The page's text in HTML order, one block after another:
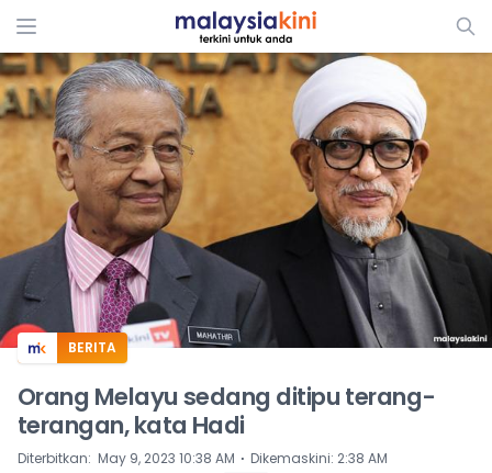
ADS
BERITA
Orang Melayu sedang ditipu terang-
terangan, kata Hadi
Diterbitkan: May 9, 2023 10:38 AM ⋅ Dikemaskini: 2:38 AM